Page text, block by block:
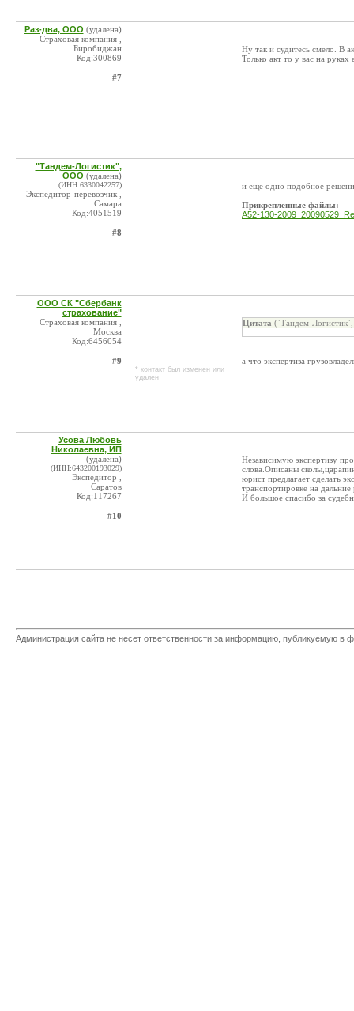
Раз-два, ООО (удалена)
Страховая компания ,
Биробиджан
Код:300869
#7
Ну так и судитесь смело. В
Только акт то у вас на руках
"Тандем-Логистик",
ООО (удалена)
(ИНН:6330042257)
Экспедитор-перевозчик ,
Самара
Код:4051519
#8
и еще одно подобное
Прикрепленные файлы:
A52-130-
ООО СК "Сбербанк
страхование"
Страховая компания ,
Москва
Код:6456054
#9
* контакт был изменен или
удален
Цитата (`Тандем-
а что экспертиза
Усова Любовь
Николаевна, ИП
(удалена)
(ИНН:643200193029)
Экспедитор ,
Саратов
Код:117267
#10
Независимую экспертизу
слова.Описаны
юрист предлагает сделать
транспортировке на дальние
И большое спасибо за
Администрация сайта не несет ответственности за информацию, публикуемую